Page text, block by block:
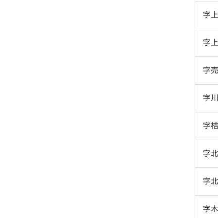
字
字
字
字
字
字
字
字